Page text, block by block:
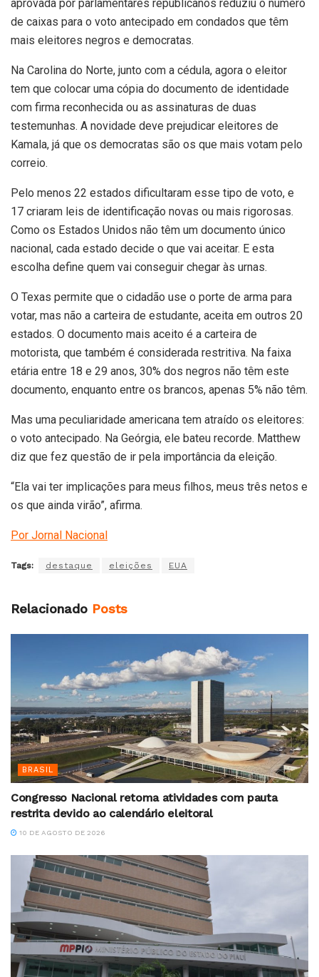
aprovada por parlamentares republicanos reduziu o número
de caixas para o voto antecipado em condados que têm
mais eleitores negros e democratas.
Na Carolina do Norte, junto com a cédula, agora o eleitor
tem que colocar uma cópia do documento de identidade
com firma reconhecida ou as assinaturas de duas
testemunhas. A novidade deve prejudicar eleitores de
Kamala, já que os democratas são os que mais votam pelo
correio.
Pelo menos 22 estados dificultaram esse tipo de voto, e
17 criaram leis de identificação novas ou mais rigorosas.
Como os Estados Unidos não têm um documento único
nacional, cada estado decide o que vai aceitar. E esta
escolha define quem vai conseguir chegar às urnas.
O Texas permite que o cidadão use o porte de arma para
votar, mas não a carteira de estudante, aceita em outros 20
estados. O documento mais aceito é a carteira de
motorista, que também é considerada restritiva. Na faixa
etária entre 18 e 29 anos, 30% dos negros não têm este
documento, enquanto entre os brancos, apenas 5% não têm.
Mas uma peculiaridade americana tem atraído os eleitores:
o voto antecipado. Na Geórgia, ele bateu recorde. Matthew
diz que fez questão de ir pela importância da eleição.
“Ela vai ter implicações para meus filhos, meus três netos e
os que ainda virão”, afirma.
Por Jornal Nacional
Tags: destaque eleições EUA
Relacionado Posts
BRASIL
Congresso Nacional retoma atividades com pauta
restrita devido ao calendário eleitoral
10 DE AGOSTO DE 2026